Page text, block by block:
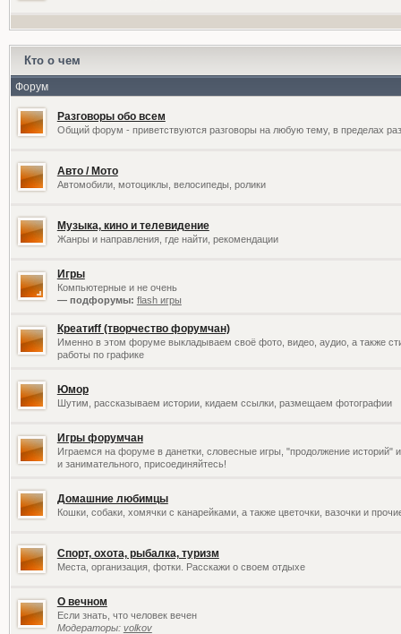
Кто о чем
Форум
Разговоры обо всем
Общий форум - приветствуются разговоры на любую тему, в пределах
Авто / Мото
Автомобили, мотоциклы, велосипеды, ролики
Музыка, кино и телевидение
Жанры и направления, где найти, рекомендации
Игры
Компьютерные и не очень
— подфорумы: flash игры
Креатиff (творчество форумчан)
Именно в этом форуме выкладываем своё фото, видео, аудио, а также
работы по графике
Юмор
Шутим, рассказываем истории, кидаем ссылки, размещаем фотографии
Игры форумчан
Играемся на форуме в данетки, словесные игры, "продолжение историй"
и занимательного, присоединяйтесь!
Домашние любимцы
Кошки, собаки, хомячки с канарейками, а также цветочки, вазочки и
Спорт, охота, рыбалка, туризм
Места, организация, фотки. Расскажи о своем отдыхе
О вечном
Если знать, что человек вечен
Модераторы: volkov